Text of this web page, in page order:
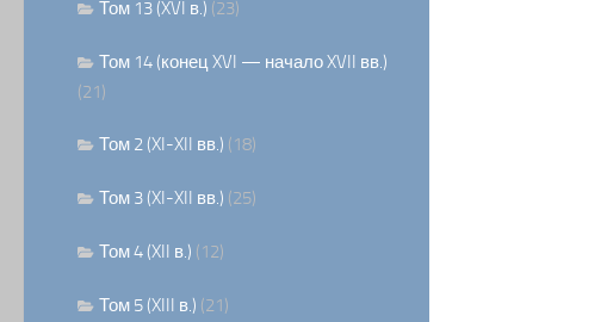
Том 13 (XVI в.) (23)
Том 14 (конец XVI — начало XVII вв.)
(21)
Том 2 (XI-XII вв.) (18)
Том 3 (XI-XII вв.) (25)
Том 4 (XII в.) (12)
Том 5 (XIII в.) (21)